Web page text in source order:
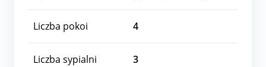
Liczba pokoi 4
Liczba sypialni 3